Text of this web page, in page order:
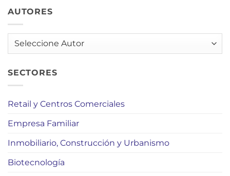
AUTORES
AUTORES
SECTORES
Retail y Centros Comerciales
Empresa Familiar
Inmobiliario, Construcción y Urbanismo
Biotecnología